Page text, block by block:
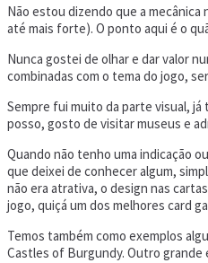
Não estou dizendo que a
até mais forte). O ponto aqui é o
Nunca gostei de olhar e dar valor
combinadas com o tema do jogo,
Sempre fui muito da parte visual,
posso, gosto de visitar museus e
Quando não tenho uma indicação
que deixei de conhecer algum,
não era atrativa, o design nas
jogo, quiçá um dos melhores card
Temos também como exemplos
Castles of Burgundy. Outro grande